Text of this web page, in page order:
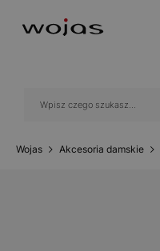
Wojas Akcesoria damskie